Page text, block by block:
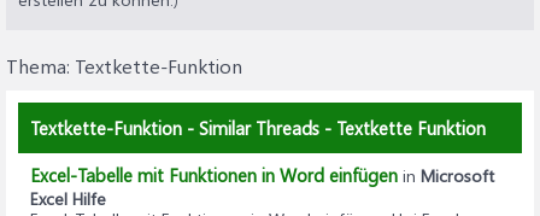
Thema: Textkette-Funktion
Textkette-Funktion - Similar Threads - Textkette Funktion
Excel-Tabelle mit Funktionen in Word einfügen in Microsoft
Excel Hilfe